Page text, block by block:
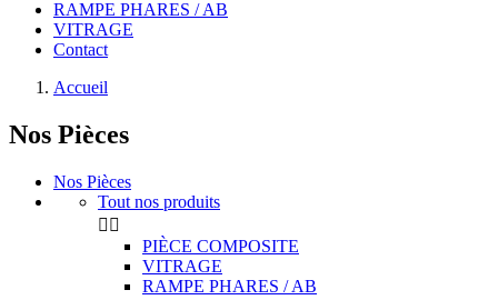
RAMPE PHARES / AB
VITRAGE
Contact
Accueil
Nos Pièces
Nos Pièces
Tout nos produits
 
PIÈCE COMPOSITE
VITRAGE
RAMPE PHARES / AB